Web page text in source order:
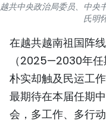
越共中央政治局委员、中央
氏明
在越共越南祖国阵
（2025—2030年
朴实却触及民运工
最期待在本届任期
会，多工作、多行